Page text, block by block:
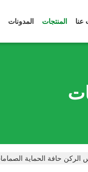
عنا المنتجات المدونات
الركن حافة الحماية